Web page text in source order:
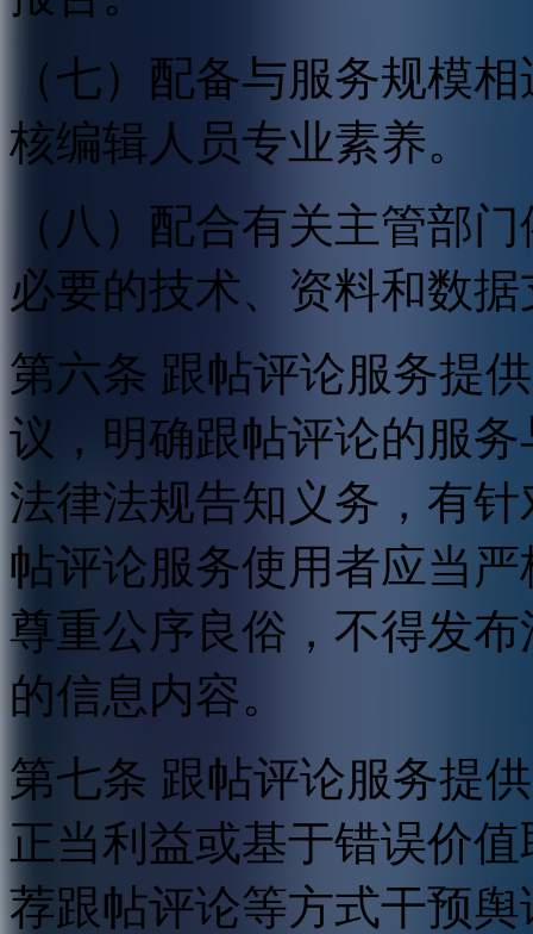
（七）配备与服务规模
核编辑人员专业素养。
（八）配合有关主管部
必要的技术、资料和数
第六条 跟帖评论服务提
议，明确跟帖评论的服
法律法规告知义务，有
帖评论服务使用者应当
尊重公序良俗，不得发
的信息内容。
第七条 跟帖评论服务提
正当利益或基于错误价
荐跟帖评论等方式干预